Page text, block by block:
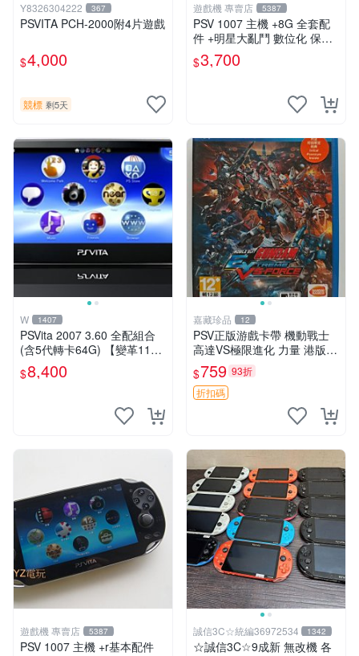
Y8326304222 367
PSVITA PCH-2000附4片遊戲
$4,000
競標 剩5天
遊戲機 專賣店 5387
PSV 1007 主機 +8G 全套配
件 +明星大亂鬥 數位化 保修
一年 品質有保障
$3,700
W 1407
PSVita 2007 3.60 全配組合
(含5代轉卡64G) 【變革11】
破解改好 + 水晶殼 + 硬殼包
$8,400
嘉藏珍品 12
PSV正版游戲卡帶 機動戰士
高達VS極限進化 力量 港版中
文 盒裝全新未開封，支持所
有日版，港版或其他地區的P
SV游戲機主機，（除外），
$759 93折
折扣碼
遊戲機 專賣店 5387
PSV 1007 主機 +r基本配件
誠信3C☆統編36972534 1342
☆誠信3C☆9成新 無改機 各